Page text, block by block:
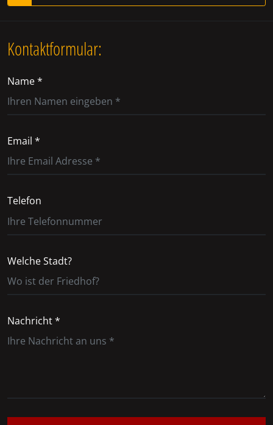
Kontaktformular:
Name *
Email *
Telefon
Welche Stadt?
Nachricht *